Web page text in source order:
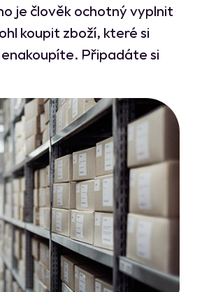
je člověk ochotný vyplnit
koupit zboží, které si
Připadáte si